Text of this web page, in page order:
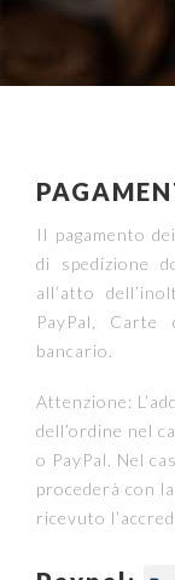
Il pagamento
di spedizione
all’atto
PayPal,
bancario.
Attenzione:
dell’ordine nel
o PayPal. Nel
procederà con
ricevuto